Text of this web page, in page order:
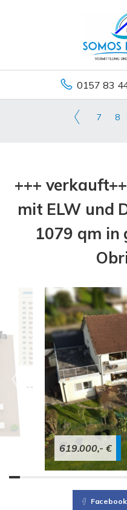
0157 83
7 8
+++
mit ELW und
1079 qm in
619.000,- €
Facebook